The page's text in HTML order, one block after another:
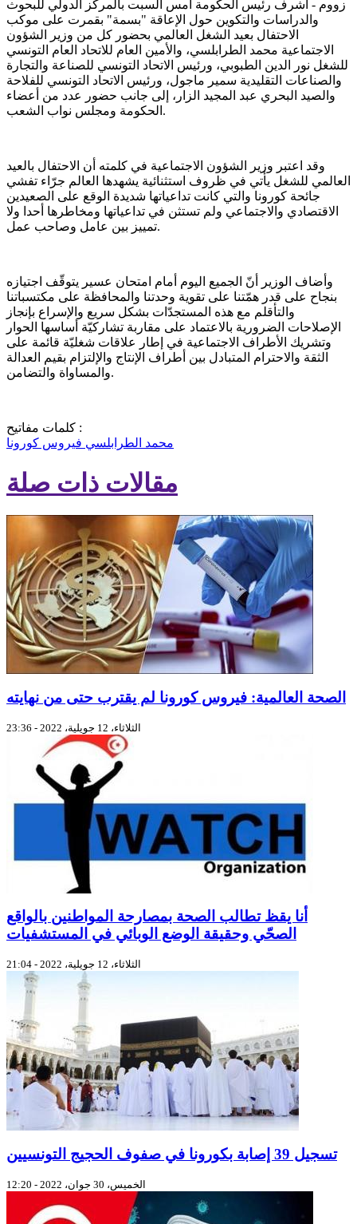
زووم - أشرف رئيس الحكومة أمس السبت بالمركز الدولي للبحوث
والدراسات والتكوين حول الإعاقة "بسمة" بقمرت على موكب
الاحتفال بعيد الشغل العالمي بحضور كل من وزير الشؤون
الاجتماعية محمد الطرابلسي، والأمين العام للاتحاد العام التونسي
للشغل نور الدين الطبوبي، ورئيس الاتحاد التونسي للصناعة والتجارة
والصناعات التقليدية سمير ماجول، ورئيس الاتحاد التونسي للفلاحة
والصيد البحري عبد المجيد الزار، إلى جانب حضور عدد من أعضاء
الحكومة ومجلس نواب الشعب.
وقد اعتبر وزير الشؤون الاجتماعية في كلمته أن الاحتفال بالعيد
العالمي للشغل يأتي في ظروف استثنائية يشهدها العالم جرّاء تفشي
جائحة كورونا والتي كانت تداعياتها شديدة الوقع على الصعيدين
الاقتصادي والاجتماعي ولم تستثن في تداعياتها ومخاطرها أحدا ولا
تمييز بين عامل وصاحب عمل.
وأضاف الوزير أنّ الجميع اليوم أمام امتحان عسير يتوقّف اجتيازه
بنجاح على قدر همّتنا على تقوية وحدتنا والمحافظة على مكتسباتنا
والتأقلم مع هذه المستجدّات بشكل سريع والإسراع بإنجاز
الإصلاحات الضرورية بالاعتماد على مقاربة تشاركيّة أساسها الحوار
وتشريك الأطراف الاجتماعية في إطار علاقات شغليّة قائمة على
الثقة والاحترام المتبادل بين أطراف الإنتاج والإلتزام بقيم العدالة
والمساواة والتضامن.
كلمات مفاتيح :
محمد الطرابلسي فيروس كورونا
مقالات ذات صلة
الصحة العالمية: فيروس كورونا لم يقترب حتى من نهايته
الثلاثاء، 12 جويلية، 2022 - 23:36
أنا يقظ تطالب الصحة بمصارحة المواطنين بالواقع
الصحّي وحقيقة الوضع الوبائي في المستشفيات
الثلاثاء، 12 جويلية، 2022 - 21:04
تسجيل 39 إصابة بكورونا في صفوف الحجيج التونسيين
الخميس، 30 جوان، 2022 - 12:20